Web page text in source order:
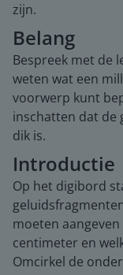
zijn.
Belang
Bespreek met de
weten wat een
voorwerp kunt
inschatten dat de
dik is.
Introductie
Op het digibord
moeten
centimeter en
Omcirkel de